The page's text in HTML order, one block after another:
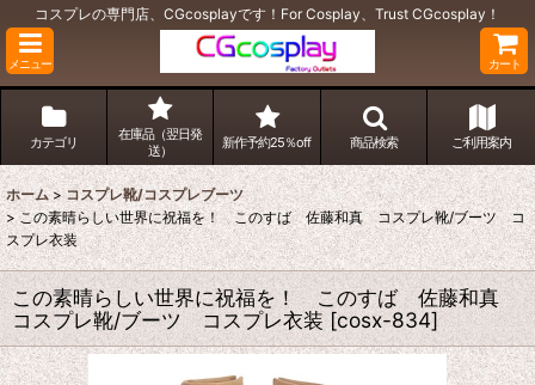
コスプレの専門店、CGcosplayです！For Cosplay、Trust CGcosplay！
メニュー カート
カテゴリ
在庫品（翌日発
送）
新作予約25％off 商品検索 ご利用案内
ホーム > コスプレ靴/コスプレブーツ
> この素晴らしい世界に祝福を！ このすば 佐藤和真 コスプレ靴/ブーツ コ
スプレ衣装
この素晴らしい世界に祝福を！ このすば 佐藤和真
コスプレ靴/ブーツ コスプレ衣装 [cosx-834]